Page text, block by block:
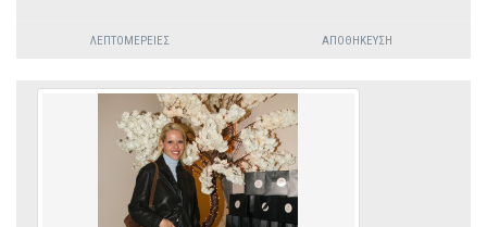
ΛΕΠΤΟΜΈΡΕΙΕΣ ΑΠΟΘΉΚΕΥΣΗ